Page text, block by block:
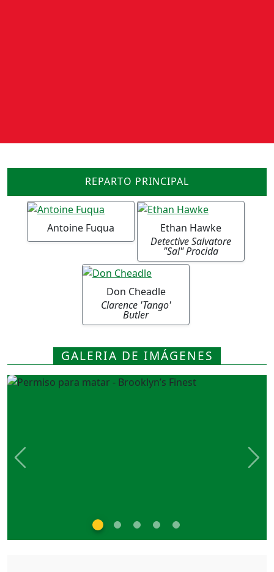
REPARTO PRINCIPAL
Antoine Fuqua
Ethan Hawke
Detective Salvatore
"Sal" Procida
Don Cheadle
Clarence 'Tango'
Butler
GALERIA DE IMÁGENES
Previous Next